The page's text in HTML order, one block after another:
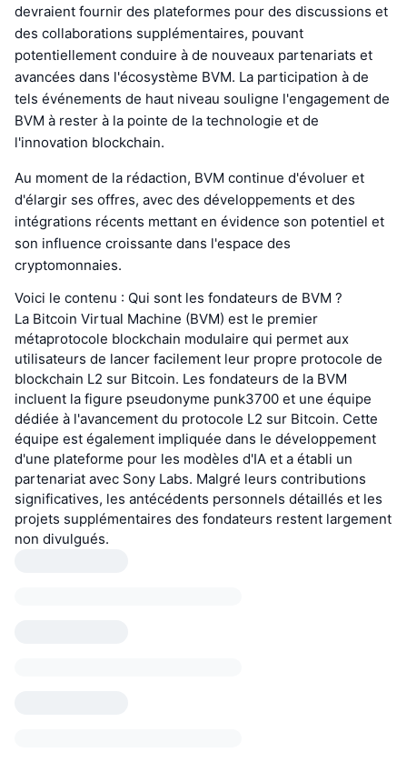
devraient fournir des plateformes pour des discussions et
des collaborations supplémentaires, pouvant
potentiellement conduire à de nouveaux partenariats et
avancées dans l'écosystème BVM. La participation à de
tels événements de haut niveau souligne l'engagement de
BVM à rester à la pointe de la technologie et de
l'innovation blockchain.
Au moment de la rédaction, BVM continue d'évoluer et
d'élargir ses offres, avec des développements et des
intégrations récents mettant en évidence son potentiel et
son influence croissante dans l'espace des
cryptomonnaies.
Voici le contenu : Qui sont les fondateurs de BVM ?
La Bitcoin Virtual Machine (BVM) est le premier
métaprotocole blockchain modulaire qui permet aux
utilisateurs de lancer facilement leur propre protocole de
blockchain L2 sur Bitcoin. Les fondateurs de la BVM
incluent la figure pseudonyme punk3700 et une équipe
dédiée à l'avancement du protocole L2 sur Bitcoin. Cette
équipe est également impliquée dans le développement
d'une plateforme pour les modèles d'IA et a établi un
partenariat avec Sony Labs. Malgré leurs contributions
significatives, les antécédents personnels détaillés et les
projets supplémentaires des fondateurs restent largement
non divulgués.